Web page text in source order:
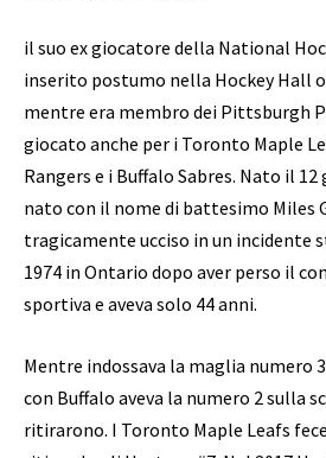
il suo ex giocatore della National
inserito postumo nella Hockey Hall
mentre era membro dei Pittsburgh
giocato anche per i Toronto Maple
Rangers e i Buffalo Sabres. Nato il
nato con il nome di battesimo Miles
tragicamente ucciso in un incidente
1974 in Ontario dopo aver perso il
sportiva e aveva solo 44 anni.
Mentre indossava la maglia numero
con Buffalo aveva la numero 2 sulla
ritirarono. I Toronto Maple Leafs